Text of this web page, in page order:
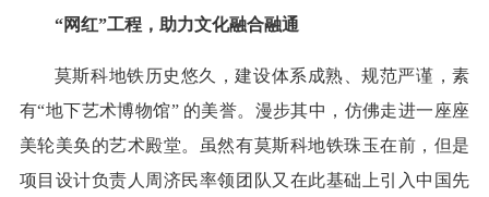
“网红”工程，助力文化融合融通
莫斯科地铁历史悠久，建设体系成熟、规范严谨，素
有“地下艺术博物馆” 的美誉。漫步其中，仿佛走进一座座
美轮美奂的艺术殿堂。虽然有莫斯科地铁珠玉在前，但是
项目设计负责人周济民率领团队又在此基础上引入中国先